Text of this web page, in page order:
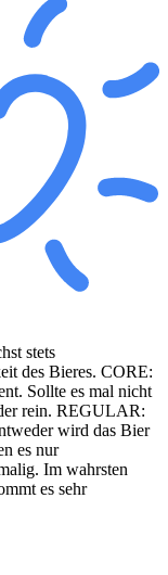
stets
des Bieres. CORE:
Sollte es mal nicht
rein. REGULAR:
wird das Bier
es nur
Im wahrsten
es sehr